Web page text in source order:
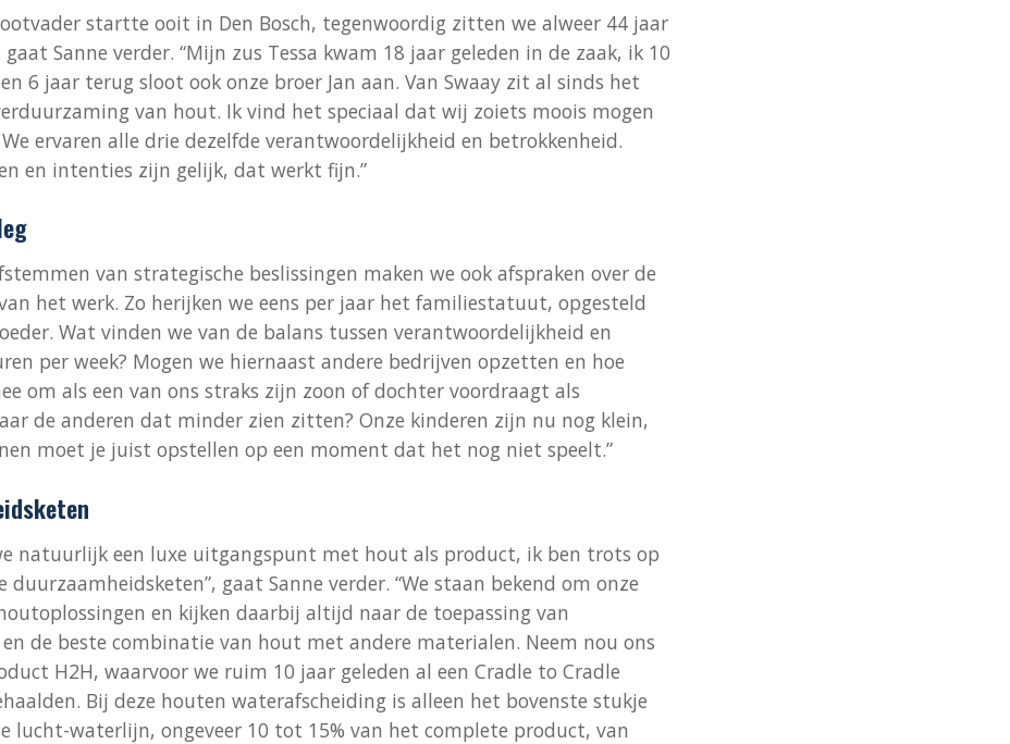
startte ooit in Den Bosch, tegenwoordig zitten we alweer 44 jaar
gaat Sanne verder. “Mijn zus Tessa kwam 18 jaar geleden in de zaak, ik 10
6 jaar terug sloot ook onze broer Jan aan. Van Swaay zit al sinds het
van hout. Ik vind het speciaal dat wij zoiets moois mogen
ervaren alle drie dezelfde verantwoordelijkheid en betrokkenheid.
en intenties zijn gelijk, dat werkt fijn.”
van strategische beslissingen maken we ook afspraken over de
het werk. Zo herijken we eens per jaar het familiestatuut, opgesteld
Wat vinden we van de balans tussen verantwoordelijkheid en
per week? Mogen we hiernaast andere bedrijven opzetten en hoe
om als een van ons straks zijn zoon of dochter voordraagt als
de anderen dat minder zien zitten? Onze kinderen zijn nu nog klein,
moet je juist opstellen op een moment dat het nog niet speelt.”
natuurlijk een luxe uitgangspunt met hout als product, ik ben trots op
duurzaamheidsketen”, gaat Sanne verder. “We staan bekend om onze
en kijken daarbij altijd naar de toepassing van
de beste combinatie van hout met andere materialen. Neem nou ons
H2H, waarvoor we ruim 10 jaar geleden al een Cradle to Cradle
Bij deze houten waterafscheiding is alleen het bovenste stukje
lucht-waterlijn, ongeveer 10 tot 15% van het complete product, van